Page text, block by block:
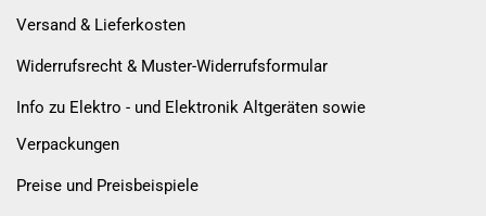
Versand & Lieferkosten
Widerrufsrecht & Muster-Widerrufsformular
Info zu Elektro - und Elektronik Altgeräten sowie
Verpackungen
Preise und Preisbeispiele